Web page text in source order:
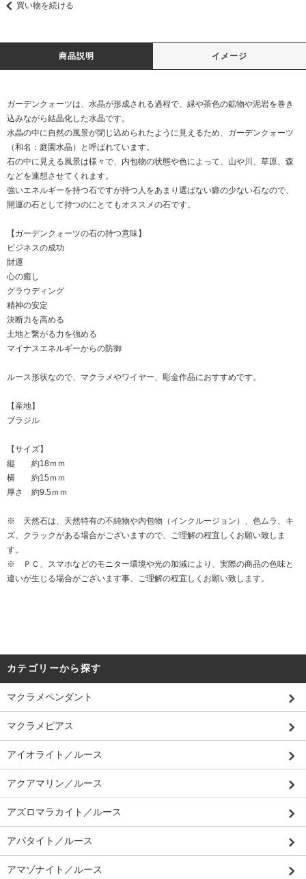
買い物を続ける
商品説明 イメージ
ガーデンクォーツは、水晶が形成される過程で、緑や茶色の鉱物や泥岩を巻き
込みながら結晶化した水晶です。
水晶の中に自然の風景が閉じ込められたように見えるため、ガーデンクォーツ
（和名：庭園水晶）と呼ばれています。
石の中に見える風景は様々で、内包物の状態や色によって、山や川、草原、森
などを連想させてくれます。
強いエネルギーを持つ石ですが持つ人をあまり選ばない癖の少ない石なので、
開運の石として持つのにとてもオススメの石です。
【ガーデンクォーツの石の持つ意味】
ビジネスの成功
財運
心の癒し
グラウディング
精神の安定
決断力を高める
土地と繋がる力を強める
マイナスエネルギーからの防御
ルース形状なので、マクラメやワイヤー、彫金作品におすすめです。
【産地】
ブラジル
【サイズ】
縦 約18ｍｍ
横 約15ｍｍ
厚さ 約9.5ｍｍ
※ 天然石は、天然特有の不純物や内包物（インクルージョン）、色ムラ、キ
ズ、クラックがある場合がございますので、ご理解の程宜しくお願い致しま
す。
※ ＰＣ、スマホなどのモニター環境や光の加減により、実際の商品の色味と
違いが生じる場合がございます事、ご理解の程宜しくお願い致します。
カテゴリーから探す
マクラメペンダント
マクラメピアス
アイオライト／ルース
アクアマリン／ルース
アズロマラカイト／ルース
アパタイト／ルース
アマゾナイト／ルース